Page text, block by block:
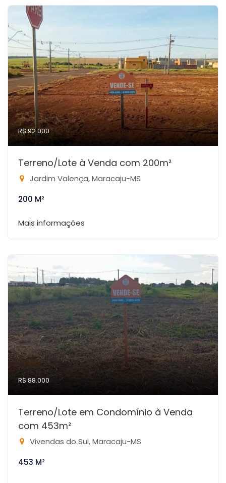
R$ 92.000
Terreno/Lote à Venda com 200m²
Jardim Valença, Maracaju-MS
200 M²
Mais informações
R$ 88.000
Terreno/Lote em Condomínio à Venda
com 453m²
Vivendas do Sul, Maracaju-MS
453 M²